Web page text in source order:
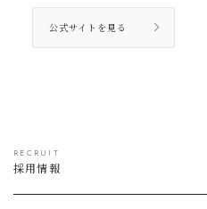
公式サイトを見る
RECRUIT
採用情報